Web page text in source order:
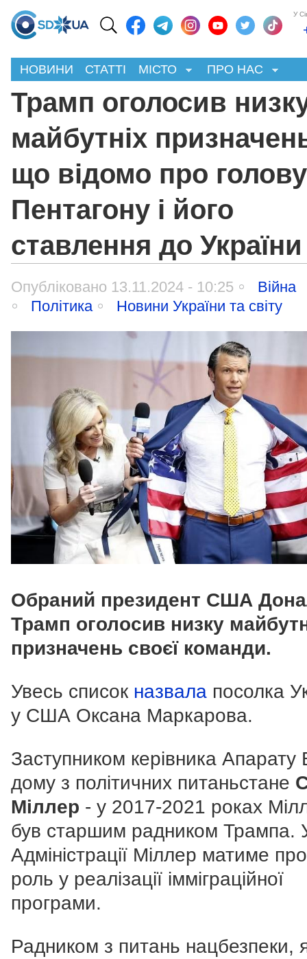
У
НОВИНИ СТАТТІ МІСТО ПРО НАС
Трамп оголосив
майбутніх
що відомо про голову
Пентагону і його
ставлення до України
Опубліковано 13.11.2024 - 10:25
Війна
Політика
Новини України та світу
Обраний президент США
Трамп оголосив низку
призначень своєї команди.
Увесь список назвала посолка
у США Оксана Маркарова.
Заступником керівника Апарату
дому з політичних питаньстане
Міллер - у 2017-2021 роках
був старшим радником Трампа.
Адміністрації Міллер матиме
роль у реалізації імміграційної
програми.
Радником з питань нацбезпеки,